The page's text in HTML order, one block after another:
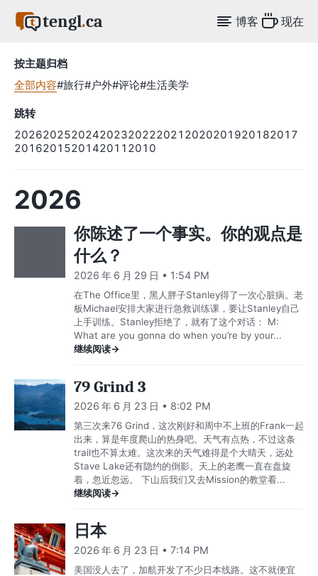
tengl.ca 博客 现在
按主题归档
全部内容#旅行#户外#评论#生活美学
跳转
202620252024202320222021 2020201920182017
2016201520142011 2010
2026
你陈述了一个事实。你的观点是
什么？
2026 年 6 月 29 日 • 1:54 PM
在The Office里，黑人胖子Stanley得了一次心脏病。老
板Michael安排大家进行急救训练课，要让Stanley自己
上手训练。Stanley拒绝了，就有了这个对话： M:
What are you gonna do when you’re by your...
继续阅读→
79 Grind 3
2026 年 6 月 23 日 • 8:02 PM
第三次来76 Grind，这次刚好和周中不上班的Frank一起
出来，算是年度爬山的热身吧。天气有点热，不过这条
trail也不算太难。这次来的天气难得是个大晴天，远处
Stave Lake还有隐约的倒影。天上的老鹰一直在盘旋
着，忽近忽远。 下山后我们又去Mission的教堂看...
继续阅读→
日本
2026 年 6 月 23 日 • 7:14 PM
美国没人去了，加航开发了不少日本线路。这不就便宜